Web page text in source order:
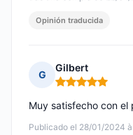
Opinión traducida
G
Gilbert
Nota: 5 de 5
Publicado el 28/01/2024 à
Muy satisfecho con el